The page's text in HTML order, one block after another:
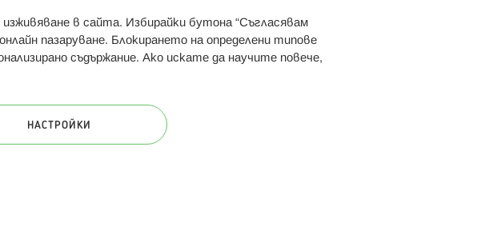
Последвайте ни:
в сайта. Избирайки бутона “Съгласявам
пазаруване. Блокирането на определени типове
съдържание. Ако искате да научите повече,
НАСТРОЙКИ